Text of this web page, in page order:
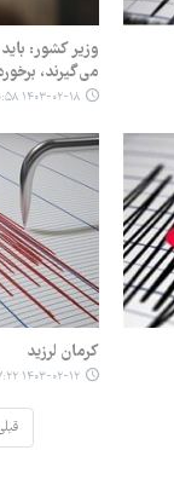
وزیر کشور:
می‌گیرند،
۱۴۰۳-۰۲-۱۸ ۱۰:۵۸
کرمان لرزید
۱۴۰۳-۰۲-۱۲ ۱۷:۲۲